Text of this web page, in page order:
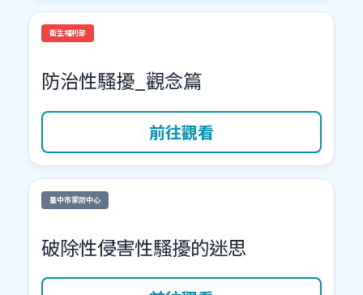
衛生福利部
防治性騷擾_觀念篇
前往觀看
臺中市家防中心
破除性侵害性騷擾的迷思